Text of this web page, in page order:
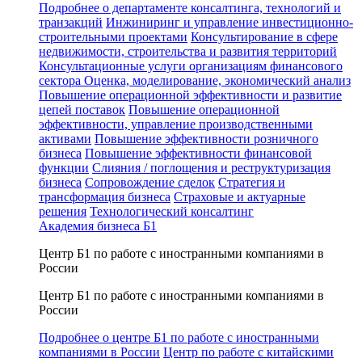
Подробнее о департаменте консалтинга, технологий и
транзакций Инжиниринг и управление инвестиционно-
строительными проектами Консультирование в сфере
недвижимости, строительства и развития территорий
Консультационные услуги организациям финансового
сектора Оценка, моделирование, экономический анализ
Повышение операционной эффективности и развитие
цепей поставок Повышение операционной
эффективности, управление производственными
активами Повышение эффективности розничного
бизнеса Повышение эффективности финансовой
функции Слияния / поглощения и реструктуризация
бизнеса Сопровождение сделок Стратегия и
трансформация бизнеса Страховые и актуарные
решения Технологический консалтинг
Академия бизнеса Б1
Центр Б1 по работе с иностранными компаниями в
России
Центр Б1 по работе с иностранными компаниями в
России
Подробнее о центре Б1 по работе с иностранными
компаниями в России Центр по работе с китайскими